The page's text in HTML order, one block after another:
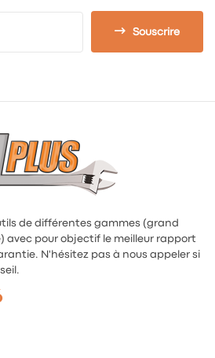
Souscrire
de différentes gammes (grand
avec pour objectif le meilleur rapport
N'hésitez pas à nous appeler si